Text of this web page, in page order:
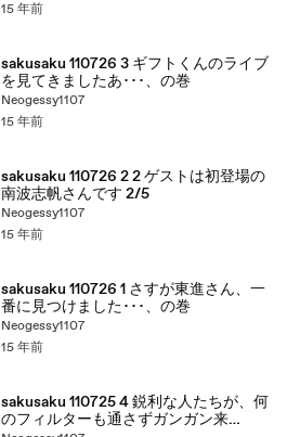
15 年前
sakusaku 110726 3 ギフトくんのライブ
を見てきましたあ･･･、の巻
Neogessy1107
15 年前
sakusaku 110726 2 2 ゲストは初登場の
南波志帆さんです 2/5
Neogessy1107
15 年前
sakusaku 110726 1 さすが東進さん、一
番に見つけました･･･、の巻
Neogessy1107
15 年前
sakusaku 110725 4 鋭利な人たちが、何
のフィルターも通さずガンガン来